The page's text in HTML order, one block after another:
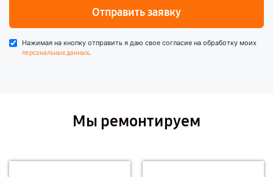
Отправить заявку
Нажимая на кнопку отправить я даю свое согласие на обработку моих
персональных данных.
Мы ремонтируем